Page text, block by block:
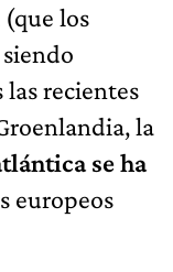
los
recientes
la
se ha
europeos